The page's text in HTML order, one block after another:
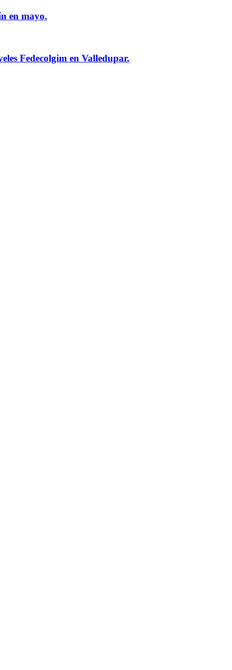
en mayo.
Fedecolgim en Valledupar.